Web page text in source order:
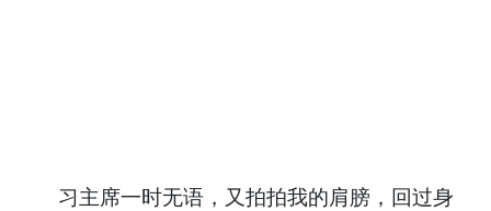
习主席一时无语，又拍拍我的肩膀，回过身